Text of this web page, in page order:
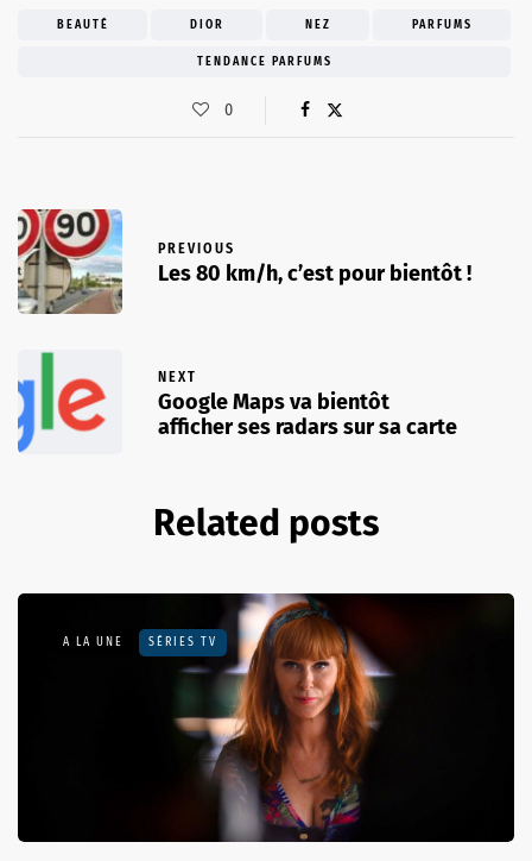
BEAUTÉ DIOR NEZ PARFUMS
TENDANCE PARFUMS
0
PREVIOUS
Les 80 km/h, c’est pour bientôt !
NEXT
Google Maps va bientôt
afficher ses radars sur sa carte
Related posts
A LA UNE SÉRIES TV